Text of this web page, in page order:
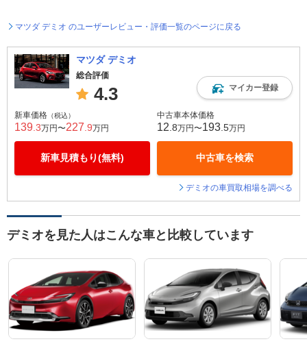
マツダ デミオ のユーザーレビュー・評価一覧のページに戻る
マツダ デミオ
総合評価
4.3 マイカー登録
新車価格 （税込）
139 .3万円〜227 .9万円
新車見積もり(無料)
中古車本体価格
12 .8万円〜193 .5万円
中古車を検索
デミオの車買取相場を調べる
デミオを見た人はこんな車と比較しています